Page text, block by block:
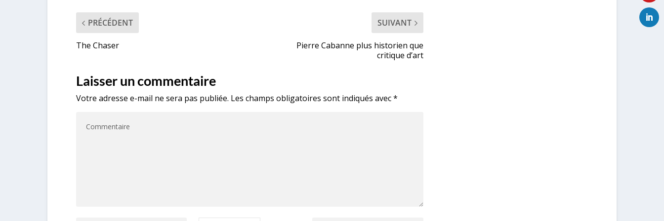
PRÉCÉDENT
The Chaser
SUIVANT
Pierre Cabanne plus historien que
critique d’art
Laisser un commentaire
Votre adresse e-mail ne sera pas publiée. Les champs obligatoires sont indiqués avec*